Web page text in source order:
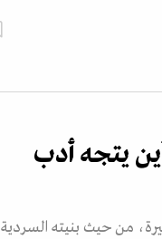
يتجه أدب
من حيث بنيته السردية